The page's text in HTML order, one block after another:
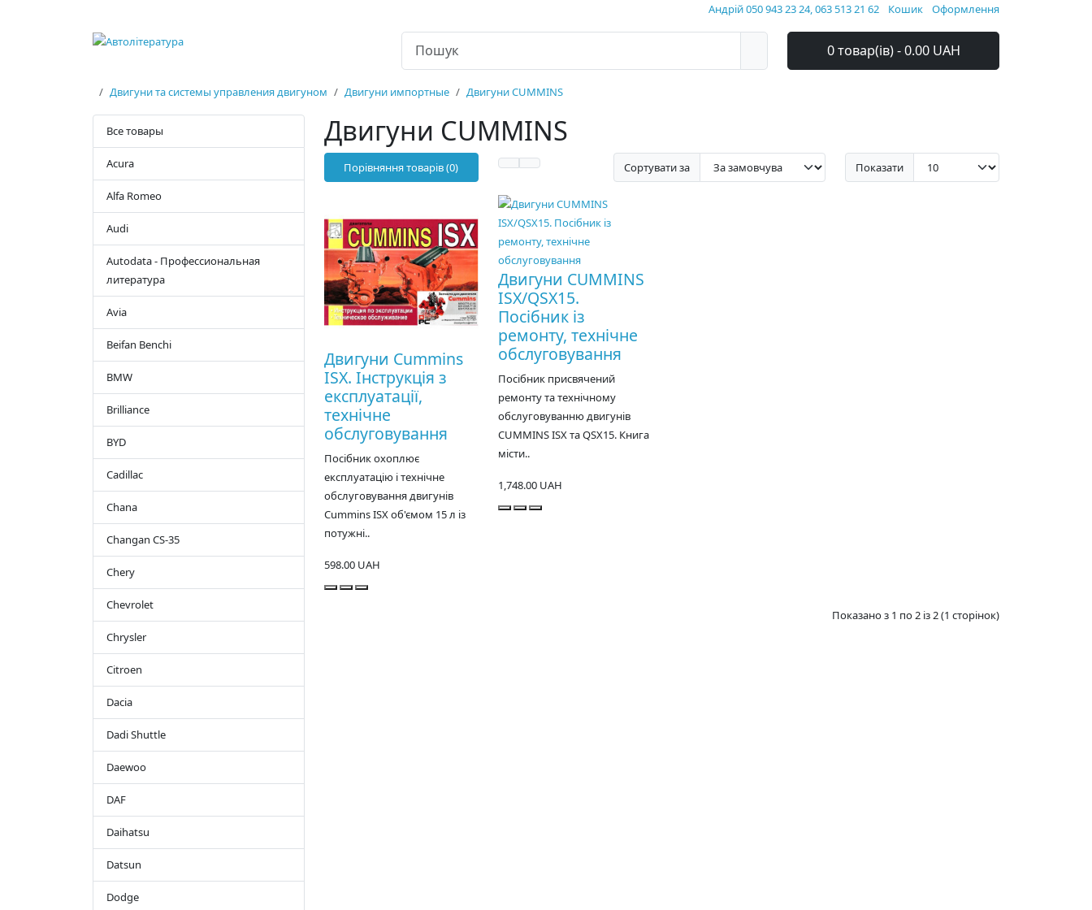
Андрій 050 943 23 24, 063 513 21 62 Кошик Оформлення
0 товар(ів) - 0.00 UAH
Двигуни та системы управления двигуном Двигуни импортные Двигуни CUMMINS
Все товары
Acura
Alfa Romeo
Audi
Autodata - Профессиональная
литература
Avia
Beifan Benchi
BMW
Brilliance
BYD
Cadillac
Chana
Changan CS-35
Chery
Chevrolet
Chrysler
Citroen
Dacia
Dadi Shuttle
Daewoo
DAF
Daihatsu
Datsun
Dodge
Двигуни CUMMINS
Порівняння товарів (0) Сортувати за Показати
Двигуни Cummins
ISX. Інструкція з
експлуатації,
технічне
обслуговування
Посібник охоплює
експлуатацію і технічне
обслуговування двигунів
Cummins ISX об'ємом 15 л із
потужні..
598.00 UAH
Двигуни CUMMINS
ISX/QSX15.
Посібник із
ремонту, технічне
обслуговування
Посібник присвячений
ремонту та технічному
обслуговуванню двигунів
CUMMINS ISX та QSX15. Книга
місти..
1,748.00 UAH
Показано з 1 по 2 із 2 (1 сторінок)